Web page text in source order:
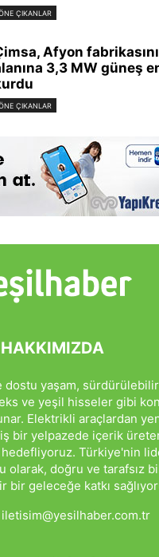
ÇIKANLAR
Afyon
3,3 MW güneş
ÇIKANLAR
HAKKIMIZDA
dostu yaşam,
ve yeşil hisseler gibi
Elektrikli araçlardan
bir yelpazede içerik
hedefliyoruz. Türkiye'nin
olarak, doğru ve tarafsız
bir geleceğe katkı
iletisim@yesilhaber.com.tr